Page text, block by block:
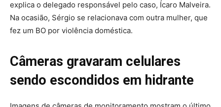
explica o delegado responsável pelo caso, Ícaro Malveira.
Na ocasião, Sérgio se relacionava com outra mulher, que
fez um BO por violência doméstica.
Câmeras gravaram celulares
sendo escondidos em hidrante